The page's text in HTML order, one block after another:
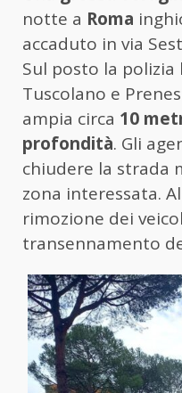
notte a Roma
accaduto in via
Sul posto la polizia
Tuscolano e
ampia circa 10
profondità. Gli
chiudere la strada
zona interessata.
rimozione dei
transennamento